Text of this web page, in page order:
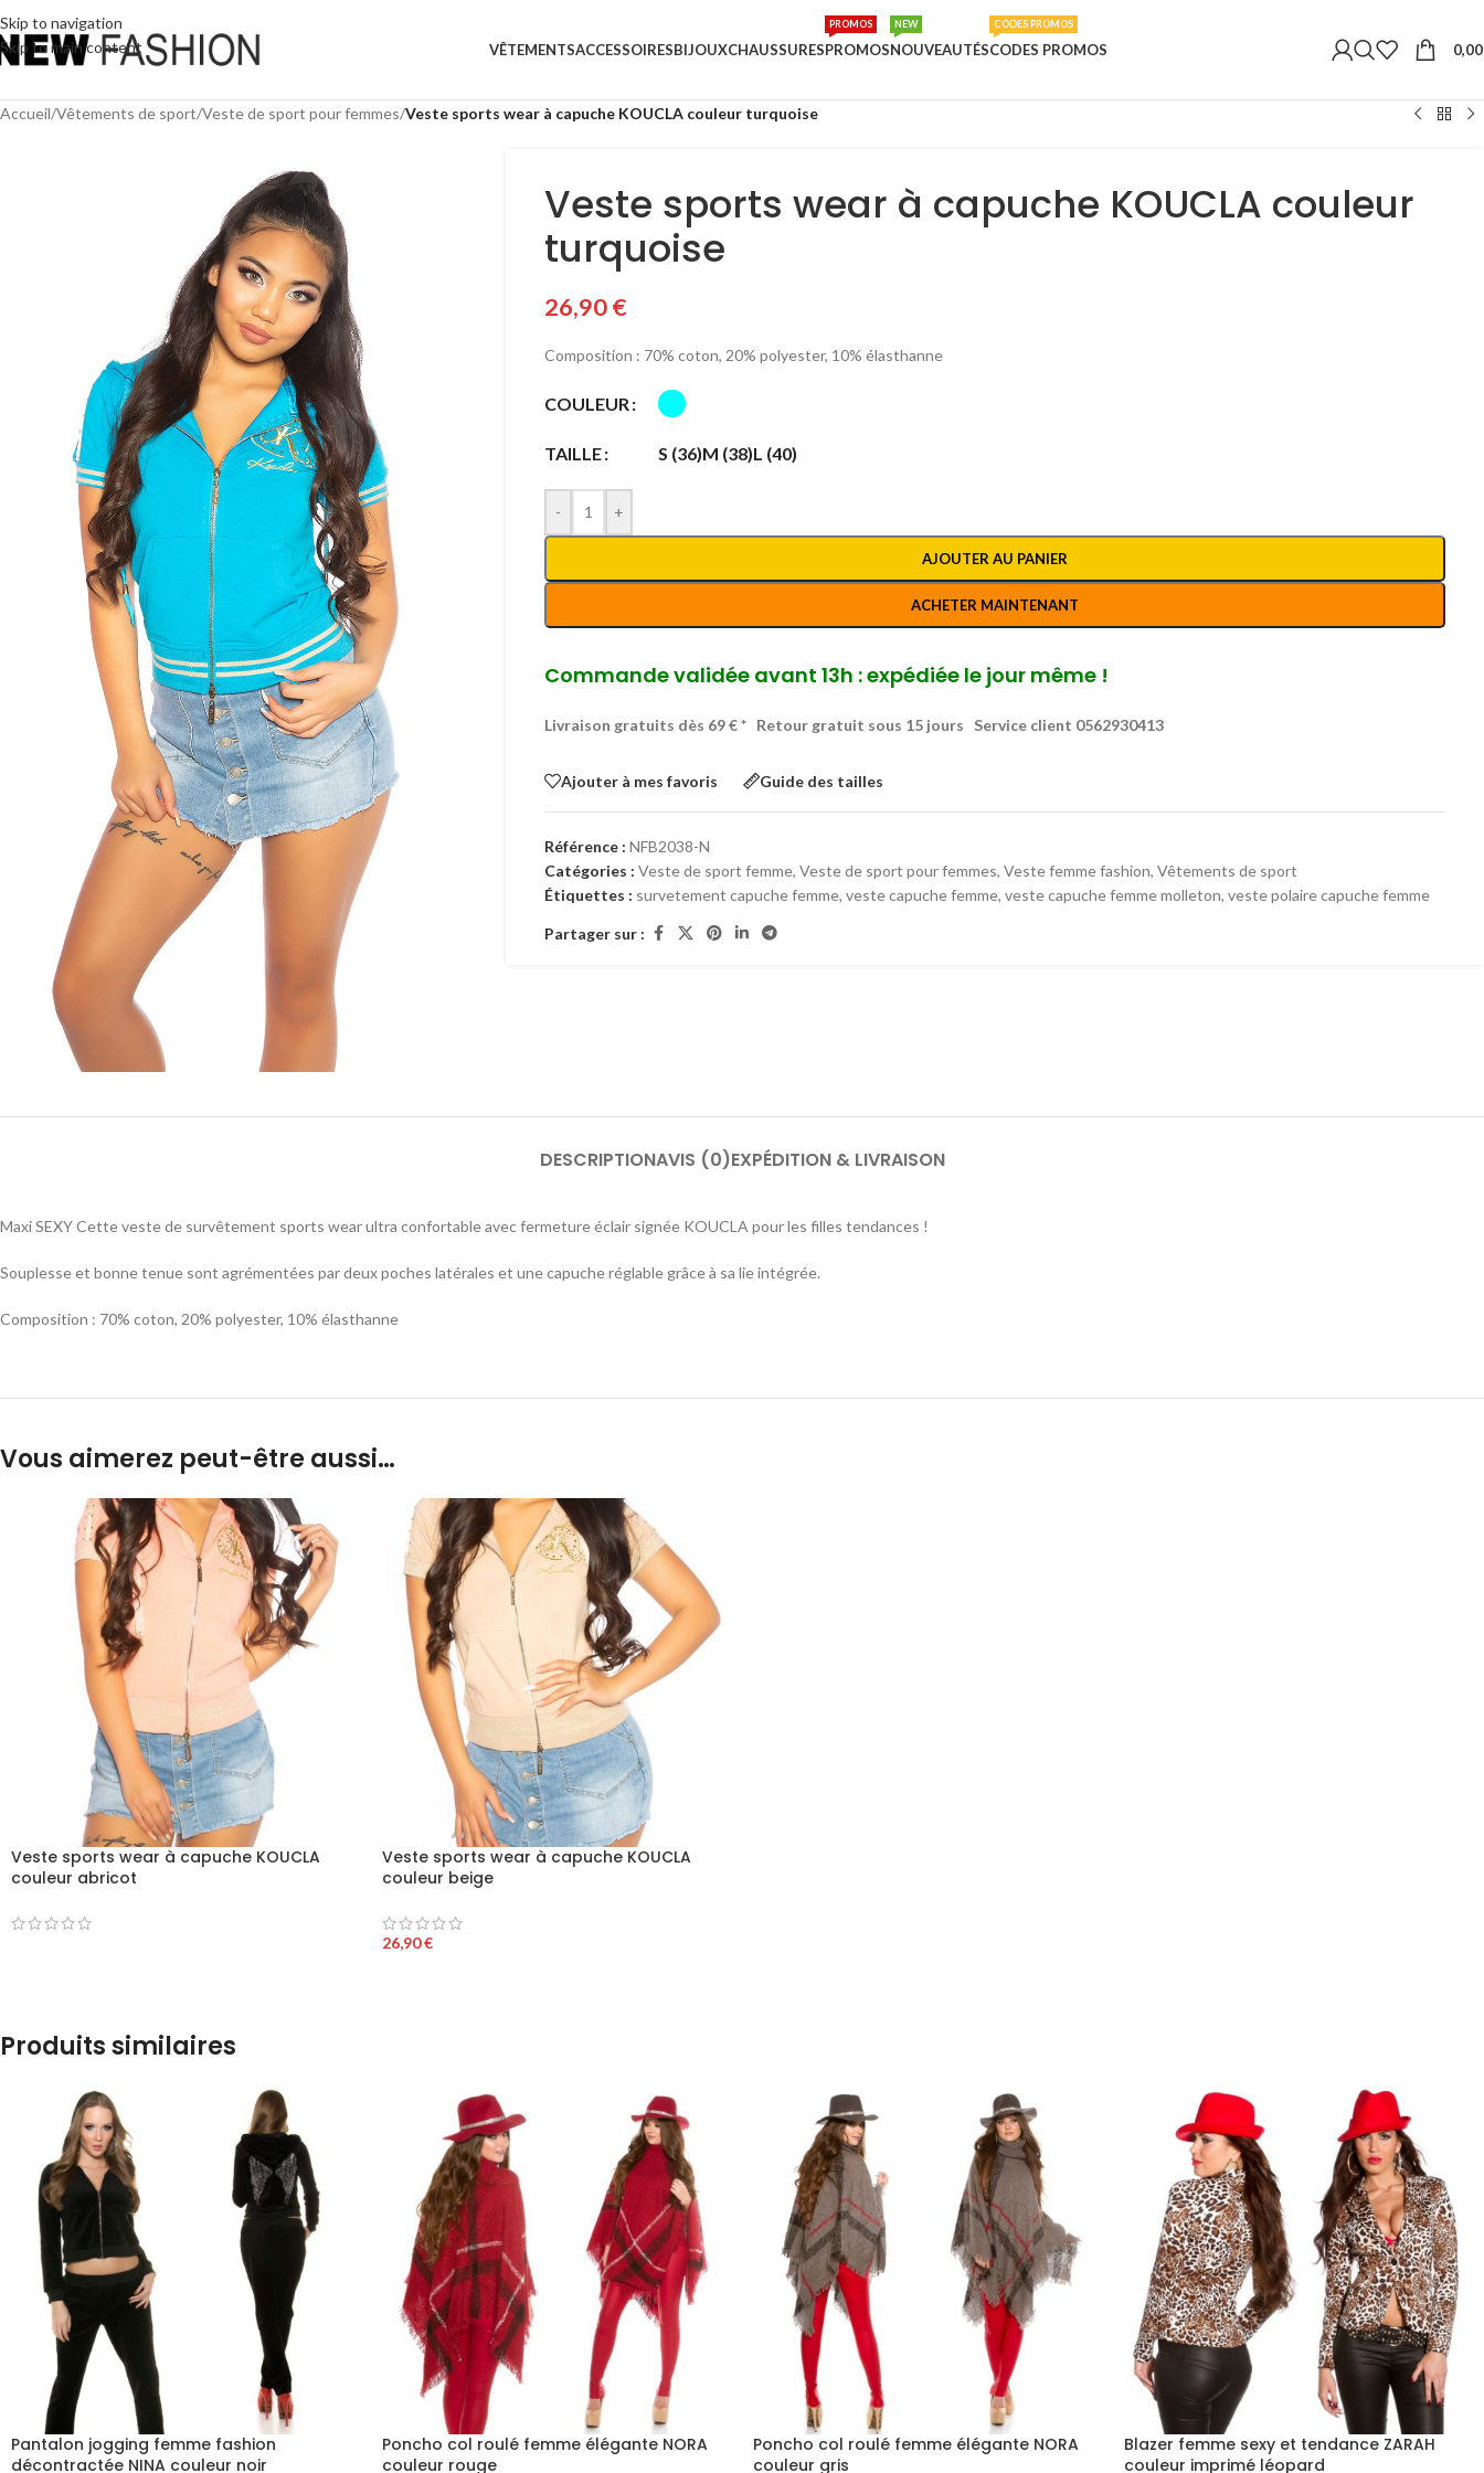
Skip to navigation
Skip to main content
VÊTEMENTSACCESSOIRESBIJOUXCHAUSSURESPROMOS
PROMOS
NOUVEAUTÉS
NEW
CODES PROMOS
CODES PROMOS
Accueil/Vêtements de sport/Veste de sport pour femmes/Veste sports wear à capuche KOUCLA couleur turquoise
Veste sports wear à capuche KOUCLA couleur
turquoise
26,90€
Composition : 70% coton, 20% polyester, 10% élasthanne
COULEUR
TAILLE S (36)M (38)L (40)
- +
AJOUTER AU PANIER
ACHETER MAINTENANT
Commande validée avant 13h : expédiée le jour même !
Livraison gratuits dès 69 € * Retour gratuit sous 15 jours Service client 0562930413
Ajouter à mes favoris Guide des tailles
Référence : NFB2038-N
Catégories : Veste de sport femme, Veste de sport pour femmes, Veste femme fashion, Vêtements de sport
Étiquettes : survetement capuche femme, veste capuche femme, veste capuche femme molleton, veste polaire capuche femme
Partager sur :
DESCRIPTIONAVIS (0)EXPÉDITION & LIVRAISON
Maxi SEXY Cette veste de survêtement sports wear ultra confortable avec fermeture éclair signée KOUCLA pour les filles tendances !
Souplesse et bonne tenue sont agrémentées par deux poches latérales et une capuche réglable grâce à sa lie intégrée.
Composition : 70% coton, 20% polyester, 10% élasthanne
Vous aimerez peut-être aussi…
Veste sports wear à capuche KOUCLA
couleur abricot
Veste sports wear à capuche KOUCLA
couleur beige
26,90€
Produits similaires
Pantalon jogging femme fashion
décontractée NINA couleur noir
Poncho col roulé femme élégante NORA
couleur rouge
Poncho col roulé femme élégante NORA
couleur gris
Blazer femme sexy et tendance ZARAH
couleur imprimé léopard